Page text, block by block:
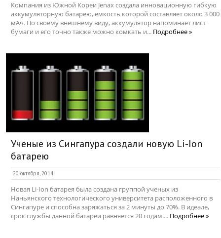
Компания из Южной Кореи Jenax создала инновационную гибкую
аккумуляторную батарею, емкость которой составляет около 3 000
мАч. По своему внешнему виду, аккумулятор напоминает лист
бумаги и его точно также можно комкать и... Подробнее »
Ученые из Сингапура создали новую Li-Ion
батарею
20 октября, 2014
Новая Li-Ion батарея была создана группой ученых из
Наньянского технологического университета расположенного в
Сингапуре и способна заряжаться за 2 минуты до 70%. В идеале,
срок службы данной батареи равняется 20 годам.... Подробнее »